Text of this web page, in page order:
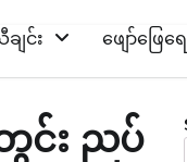
ျင်း ဖျော်ဖြေရေ
င်း ညပ်